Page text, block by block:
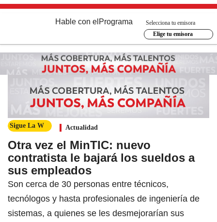
Hable con el Programa
Selecciona tu emisora
Elige tu emisora
Sigue La W Actualidad
Otra vez el MinTIC: nuevo
contratista le bajará los sueldos a
sus empleados
Son cerca de 30 personas entre técnicos,
tecnólogos y hasta profesionales de ingeniería de
sistemas, a quienes se les desmejorarían sus